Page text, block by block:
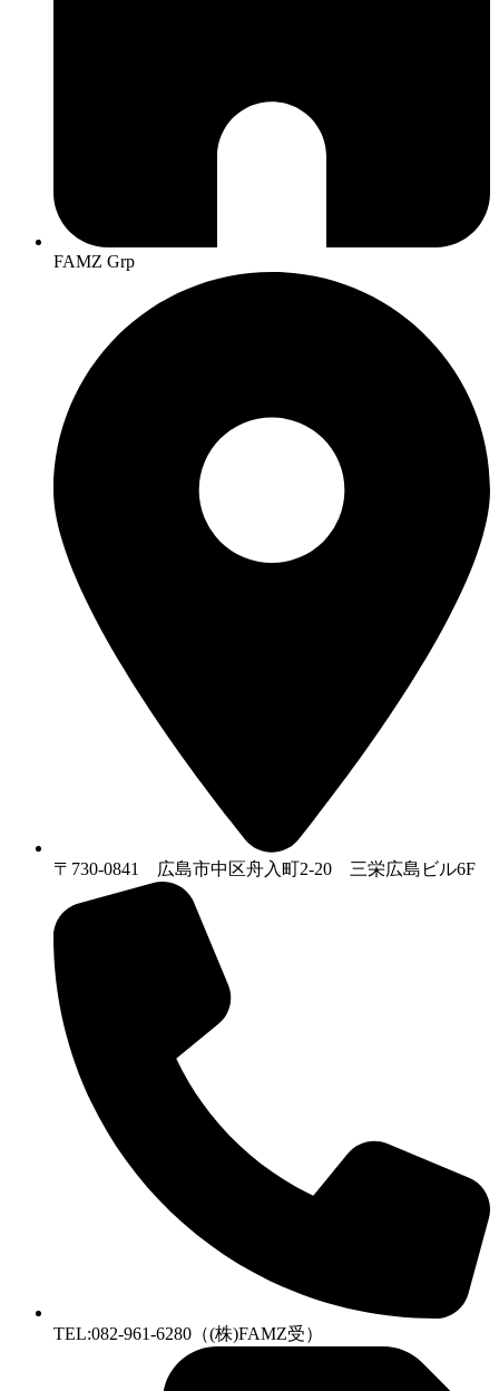
FAMZ Grp
〒730-0841 広島市中区舟入町2-20 三栄広島ビル6F
TEL:082-961-6280（(株)FAMZ受）